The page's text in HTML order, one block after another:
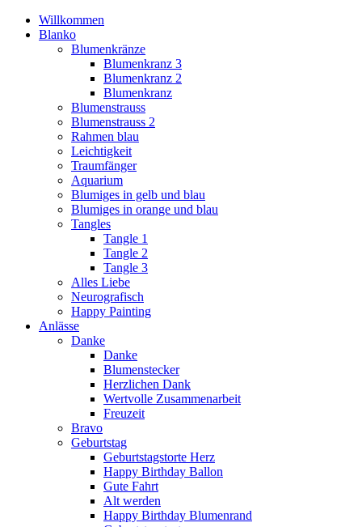
Willkommen
Blanko
Blumenkränze
Blumenkranz 3
Blumenkranz 2
Blumenkranz
Blumenstrauss
Blumenstrauss 2
Rahmen blau
Leichtigkeit
Traumfänger
Aquarium
Blumiges in gelb und blau
Blumiges in orange und blau
Tangles
Tangle 1
Tangle 2
Tangle 3
Alles Liebe
Neurografisch
Happy Painting
Anlässe
Danke
Danke
Blumenstecker
Herzlichen Dank
Wertvolle Zusammenarbeit
Freuzeit
Bravo
Geburtstag
Geburtstagstorte Herz
Happy Birthday Ballon
Gute Fahrt
Alt werden
Happy Birthday Blumenrand